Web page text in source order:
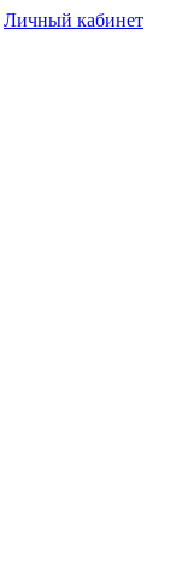
Личный кабинет